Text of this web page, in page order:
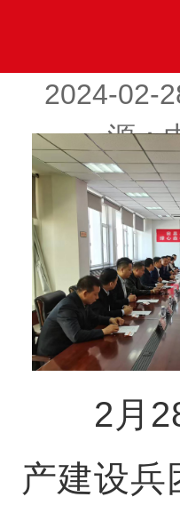
2024-02-
源：
2月28
产建设兵